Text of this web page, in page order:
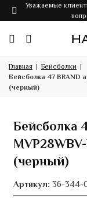
Уважаемые
Главная
Бейсболки
Бейсболка 47 BRAND
(черный)
Бейсболка
(черный)
Артикул: 36-344-